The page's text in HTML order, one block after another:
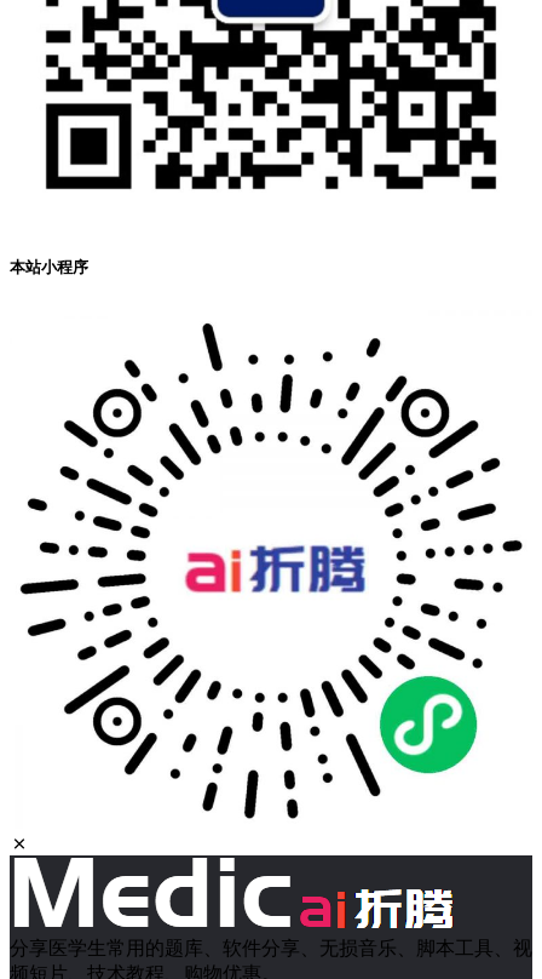
本站小程序
分享医学生常用的题库、软件分享、无损音乐、脚本工具、视
频短片、技术教程、购物优惠。